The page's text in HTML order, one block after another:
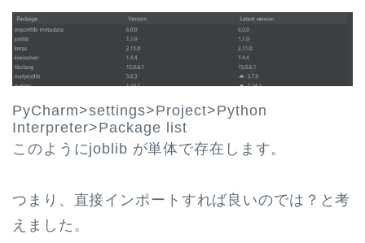
PyCharm>settings>Project>Python
Interpreter>Package list
このようにjoblib が単体で存在します。
つまり、直接インポートすれば良いのでは？と考
えました。